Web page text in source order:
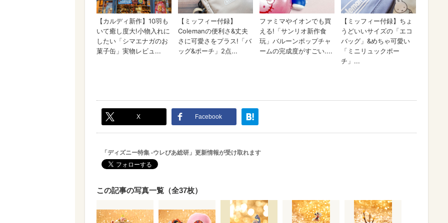
X Facebook
「ディズニー特集 -ウレぴあ総研」更新情報が受け取れます
この記事の写真一覧（全37枚）